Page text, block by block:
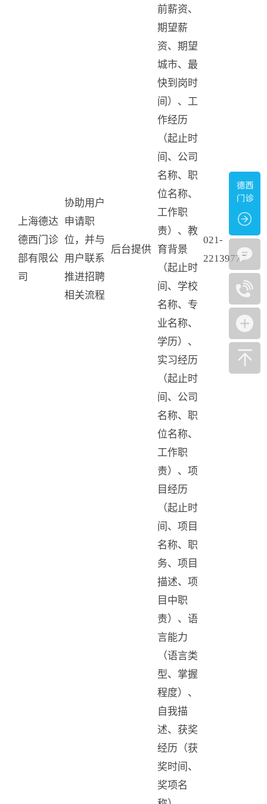
上海德达
德西门诊
部有限公
司
协助用户
申请职
位，并与
用户联系
推进招聘
相关流程
后台提供
前薪资、
期望薪
资、期望
城市、最
快到岗时
间）、工
作经历
（起止时
间、公司
名称、职
位名称、
工作职
责）、教
育背景
（起止时
间、学校
名称、专
业名称、
学历）、
实习经历
（起止时
间、公司
名称、职
位名称、
工作职
责）、项
目经历
（起止时
间、项目
名称、职
务、项目
描述、项
目中职
责）、语
言能力
（语言类
型、掌握
程度）、
自我描
述、获奖
经历（获
奖时间、
奖项名
021-
22139777